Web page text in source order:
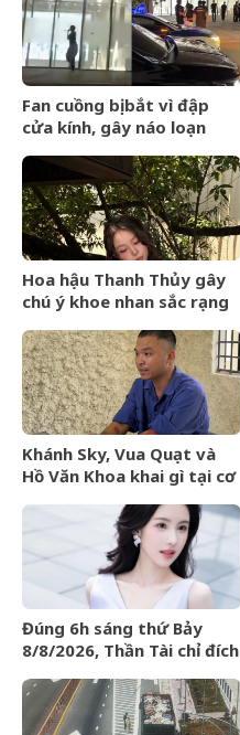
Fan cuồng bị bắt vì đập
cửa kính, gây náo loạn
niệm 10 năm
Hoa hậu Thanh Thủy gây
chú ý khoe nhan sắc rạng
Khánh Sky, Vua Quạt và
Hồ Văn Khoa khai gì tại cơ
Đúng 6h sáng thứ Bảy
8/8/2026, Thần Tài chỉ đích
hố vàng, tiền bạc ùa về
nhà như lũ cuốn